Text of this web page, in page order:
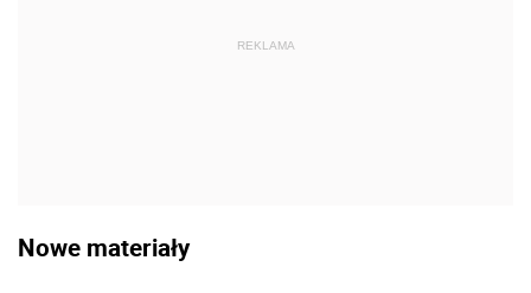
REKLAMA
Nowe materiały